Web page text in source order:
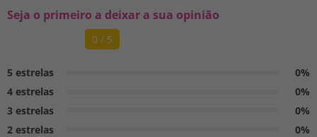
Seja o primeiro a deixar a sua opinião
0 / 5
5 estrelas
0%
4 estrelas
0%
3 estrelas
0%
2 estrelas
0%